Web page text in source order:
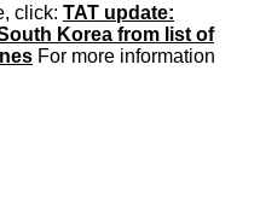
click: TAT update:
Korea from list of
For more information